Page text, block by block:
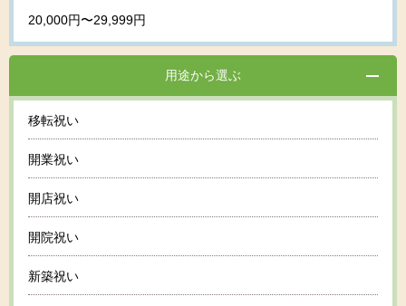
20,000円〜29,999円
用途から選ぶ
移転祝い
開業祝い
開店祝い
開院祝い
新築祝い